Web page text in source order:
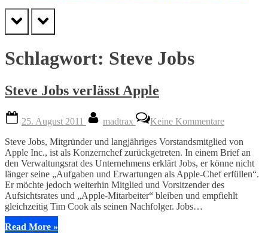
prev next
Schlagwort: Steve Jobs
Steve Jobs verlässt Apple
on
25. August 2011 madtrax Keine KommentareSteve
Jobs
verlässt
Apple
Steve Jobs, Mitgründer und langjähriges Vorstandsmitglied von
Apple Inc., ist als Konzernchef zurückgetreten. In einem Brief an
den Verwaltungsrat des Unternehmens erklärt Jobs, er könne nicht
länger seine „Aufgaben und Erwartungen als Apple-Chef erfüllen“.
Er möchte jedoch weiterhin Mitglied und Vorsitzender des
Aufsichtsrates und „Apple-Mitarbeiter“ bleiben und empfiehlt
gleichzeitig Tim Cook als seinen Nachfolger. Jobs…
Read More“Steve
»